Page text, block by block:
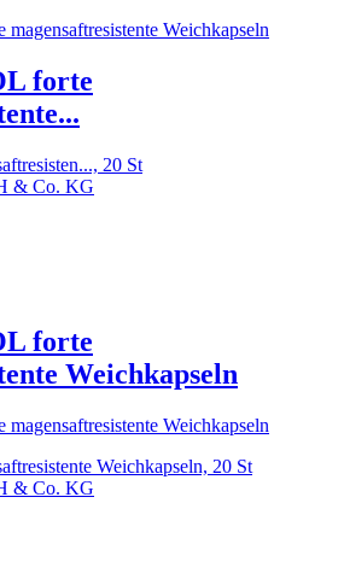
forte
20 St
& Co. KG
forte
Weichkapseln
Weichkapseln, 20 St
& Co. KG